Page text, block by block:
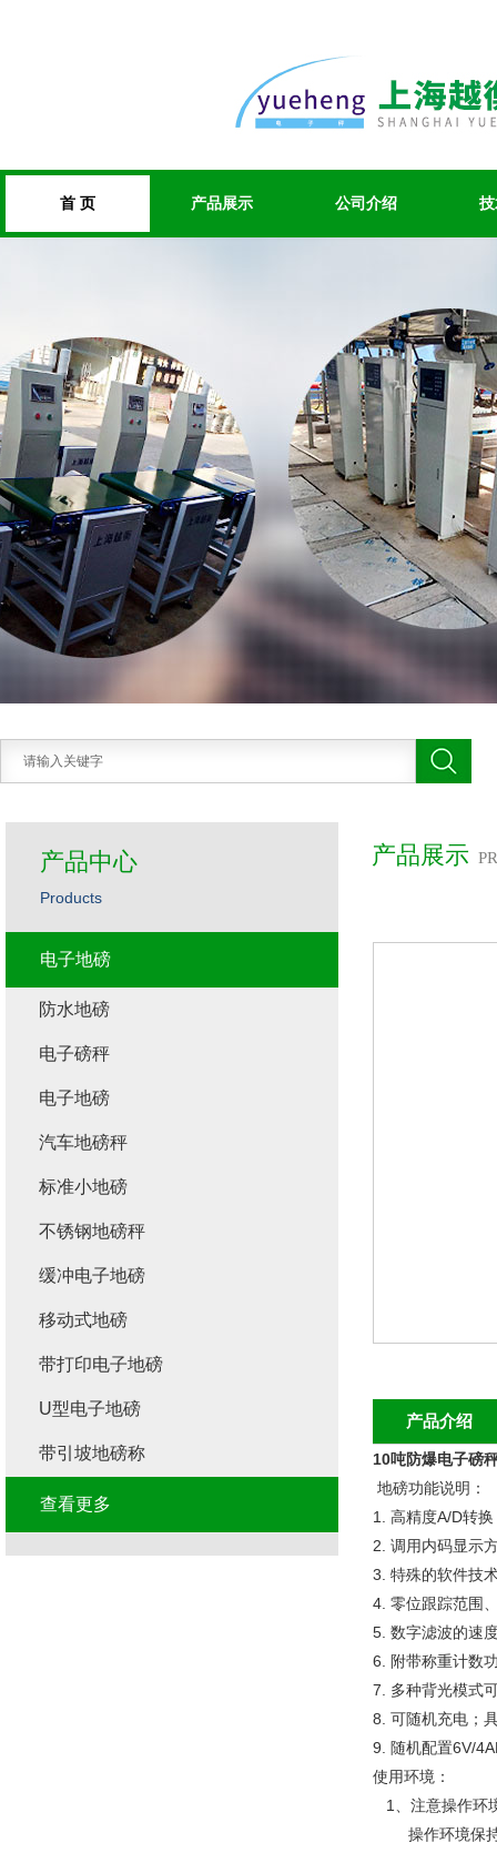
首 页 产品展示 公司介绍
产品展示
产品介绍
10吨防爆电子磅
地磅功能说明：
1. 高精度A/D转
2. 调用内码显示
3. 特殊的软件技
4. 零位跟踪范围
5. 数字滤波的速
6. 附带称重计数
7. 多种背光模式
8. 可随机充电；
9. 随机配置6V/
使用环境：
1、注意操作环
操作环境保持
产品中心
Products
电子地磅
防水地磅
电子磅秤
电子地磅
汽车地磅秤
标准小地磅
不锈钢地磅秤
缓冲电子地磅
移动式地磅
带打印电子地磅
U型电子地磅
带引坡地磅称
查看更多